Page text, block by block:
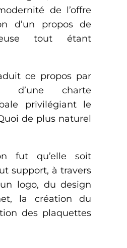
de l’offre
d’un propos de
tout étant
ce propos par
d’une charte
privilégiant le
de plus naturel
fut qu’elle soit
support, à travers
logo, du design
la création du
des plaquettes